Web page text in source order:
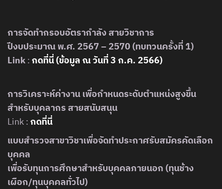
การจัดทำกรอบอัตรากำลัง สายวิชาการ
ปีงบประมาณ พ.ศ. 2567 – 2570 (ทบทวนครั้งที่ 1)
Link : กดที่นี่ (ข้อมูล ณ วันที่ 3 ก.ค. 2566)
การวิเคราะห์ค่างาน เพื่อกำหนดระดับตำแหน่งสูงขึ้น
สำหรับบุคลากร สายสนับสนุน
Link : กดที่นี่
แบบสำรวจสาขาวิชาเพื่อจัดทำประกาศรับสมัครคัดเลือก
บุคคล
เพื่อรับทุนการศึกษาสำหรับบุคคลภายนอก (ทุนช้าง
เผือก/ทุนบุคคลทั่วไป)